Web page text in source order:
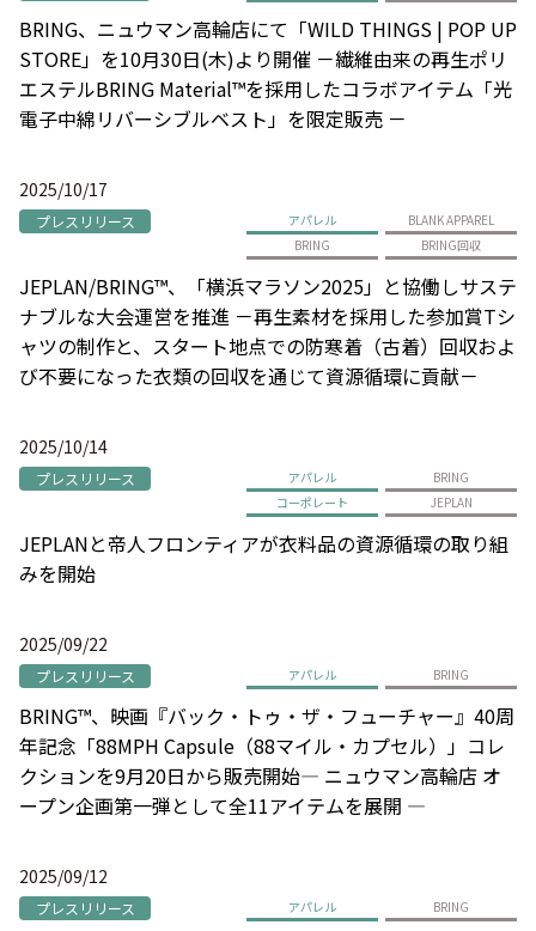
BRING、ニュウマン高輪店にて「WILD THINGS | POP UP
STORE」を10月30日(木)より開催 －繊維由来の再生ポリ
エステルBRING Material™を採用したコラボアイテム「光
電子中綿リバーシブルベスト」を限定販売 －
2025/10/17
プレスリリース アパレル
BLANK APPAREL
BRING
BRING回収
JEPLAN/BRING™、「横浜マラソン2025」と協働しサステ
ナブルな大会運営を推進 －再生素材を採用した参加賞Tシ
ャツの制作と、スタート地点での防寒着（古着）回収およ
び不要になった衣類の回収を通じて資源循環に貢献－
2025/10/14
プレスリリース アパレル
BRING
コーポレート
JEPLAN
JEPLANと帝人フロンティアが衣料品の資源循環の取り組
みを開始
2025/09/22
プレスリリース アパレル BRING
BRING™、映画『バック・トゥ・ザ・フューチャー』40周
年記念「88MPH Capsule（88マイル・カプセル）」コレ
クションを9月20日から販売開始― ニュウマン高輪店 オ
ープン企画第一弾として全11アイテムを展開 ―
2025/09/12
プレスリリース アパレル BRING